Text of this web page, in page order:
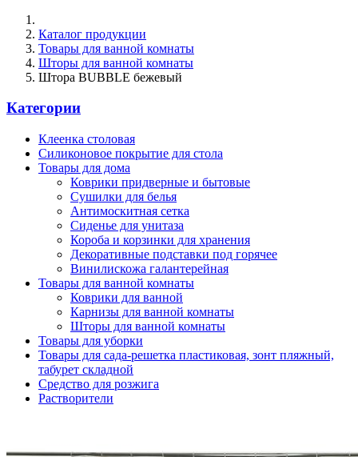
Каталог продукции
Товары для ванной комнаты
Шторы для ванной комнаты
Штора BUBBLE бежевый
Категории
Клеенка столовая
Силиконовое покрытие для стола
Товары для дома
Коврики придверные и бытовые
Сушилки для белья
Антимоскитная сетка
Сиденье для унитаза
Короба и корзинки для хранения
Декоративные подставки под горячее
Винилискожа галантерейная
Товары для ванной комнаты
Коврики для ванной
Карнизы для ванной комнаты
Шторы для ванной комнаты
Товары для уборки
Товары для сада-решетка пластиковая, зонт пляжный,
табурет складной
Средство для розжига
Растворители